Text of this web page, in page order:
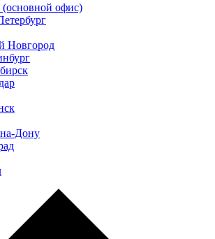
офис)
Новгород
Дону